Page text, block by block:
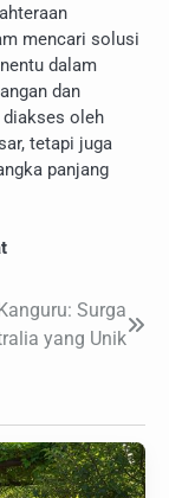
mencari solusi
dalam
dan
diakses oleh
tetapi juga
panjang
Surga
yang Unik